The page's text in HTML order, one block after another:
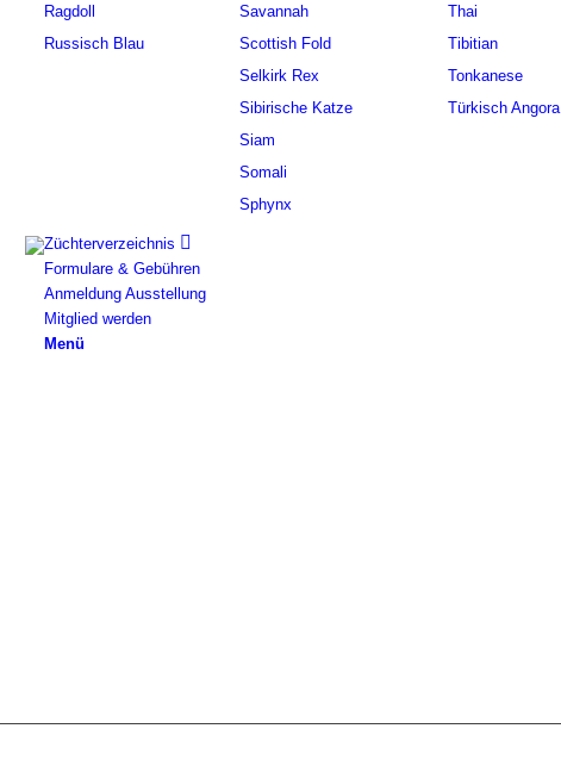
Ragdoll
Russisch Blau
Savannah
Scottish Fold
Selkirk Rex
Sibirische Katze
Siam
Somali
Sphynx
Thai
Tibitian
Tonkanese
Türkisch Angora
Züchterverzeichnis
Formulare & Gebühren
Anmeldung Ausstellung
Mitglied werden
Menü